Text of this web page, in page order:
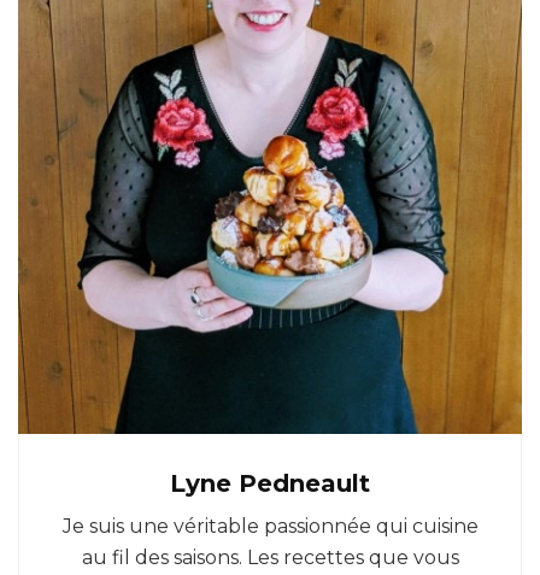
Lyne Pedneault
Je suis une véritable passionnée qui cuisine
au fil des saisons. Les recettes que vous